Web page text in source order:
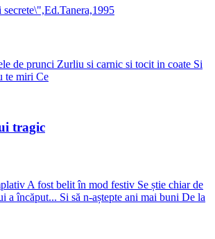
de prunci Zurliu si carnic si tocit in coate Si
te miri Ce
tragic
A fost belit în mod festiv Se știe chiar de
a încăput... Si să n-aștepte ani mai buni De la